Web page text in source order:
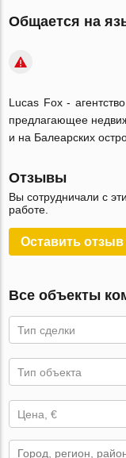
Общается на
Lucas Fox -
предлагающее
и на Балеарских
Отзывы
Вы сотрудничали с
работе.
Оставить отзыв
Все объекты
Тип сделки
Тип объекта
Цена, €